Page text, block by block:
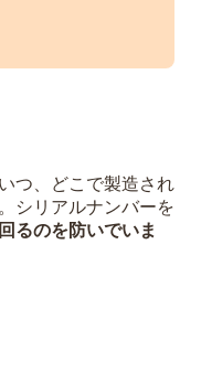
つ、どこで製造され
シリアルナンバーを
るのを防いでいま